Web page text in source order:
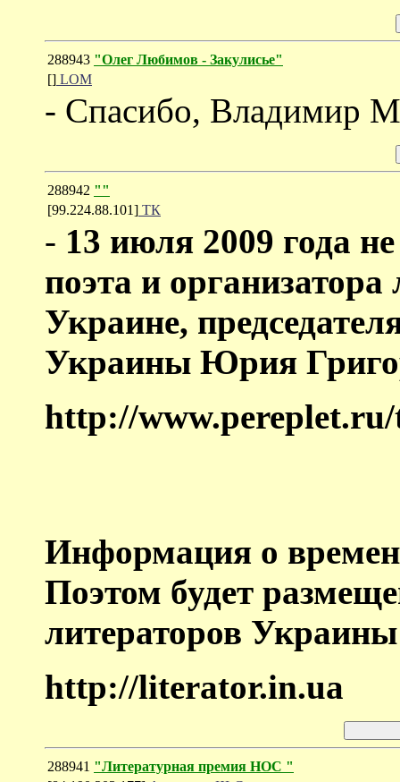
288943 "Олег Любимов - Закулисье"
[] LOM
- Спасибо, Владимир
288942 ""
[99.224.88.101] ТК
- 13 июля 2009 года
поэта и организатора
Украине,
Украины Юрия
http://
Информация о
Поэтом будет
литераторов
http://literator.in.ua
288941 "Литературная премия НОС "